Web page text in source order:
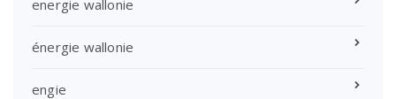
energie wallonie
énergie wallonie
engie